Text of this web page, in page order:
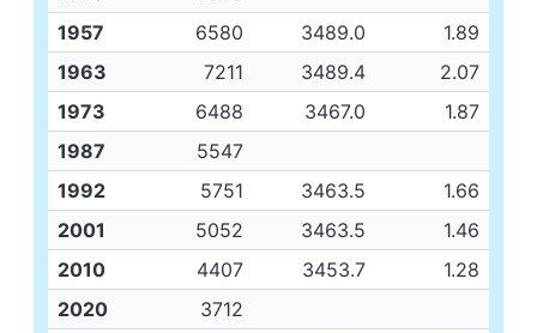
1957
6580 3489.0
1.89
1963
7211 3489.4
2.07
1973
6488 3467.0
1.87
1987
5547
1992
5751 3463.5
1.66
2001
5052 3463.5
1.46
2010
4407 3453.7
1.28
2020
3712